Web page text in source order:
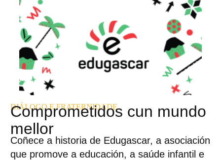
DIÁLOGO E FRATERNIDADE
Comprometidos cun mundo
mellor
Coñece a historia de Edugascar, a asociación
que promove a educación, a saúde infantil e